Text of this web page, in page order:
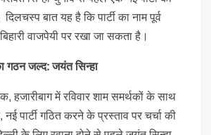
बात यह है कि पार्टी का नाम पूर्व
वाजपेयी पर रखा जा सकता है।
गठन जल्द: जयंत सिन्हा
हजारीबाग में रविवार शाम समर्थकों के साथ
पार्टी गठित करने के प्रस्ताव पर चर्चा की